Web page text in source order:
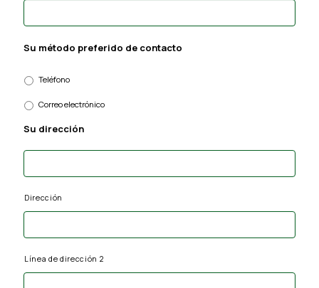
Su método preferido de contacto
Teléfono
Correo electrónico
Su dirección
Dirección
Línea de dirección 2